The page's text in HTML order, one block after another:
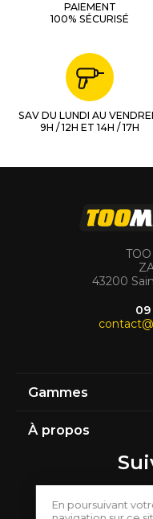
En poursuivant
PAIEMENT
100% SÉCURISÉ
SAV DU LUNDI AU
9H / 12H ET 14H / 17H
43200
Gammes
À propos